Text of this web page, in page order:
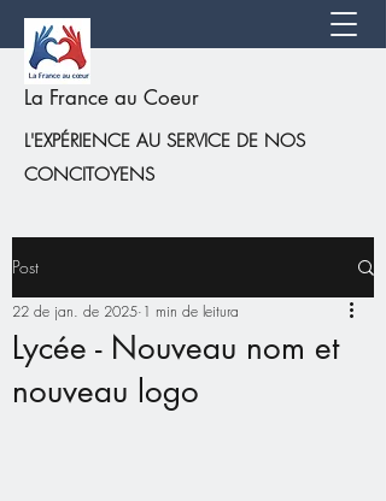
La France au Coeur
L'EXPÉRIENCE AU SERVICE DE NOS
CONCITOYENS
Post
Lycée - Nouveau nom et
nouveau logo
22 de jan. de 2025 1 min de leitura